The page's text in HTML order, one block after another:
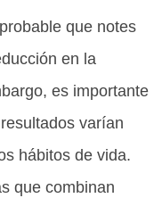
que notes
en la
es importante
varían
hábitos de vida.
que combinan